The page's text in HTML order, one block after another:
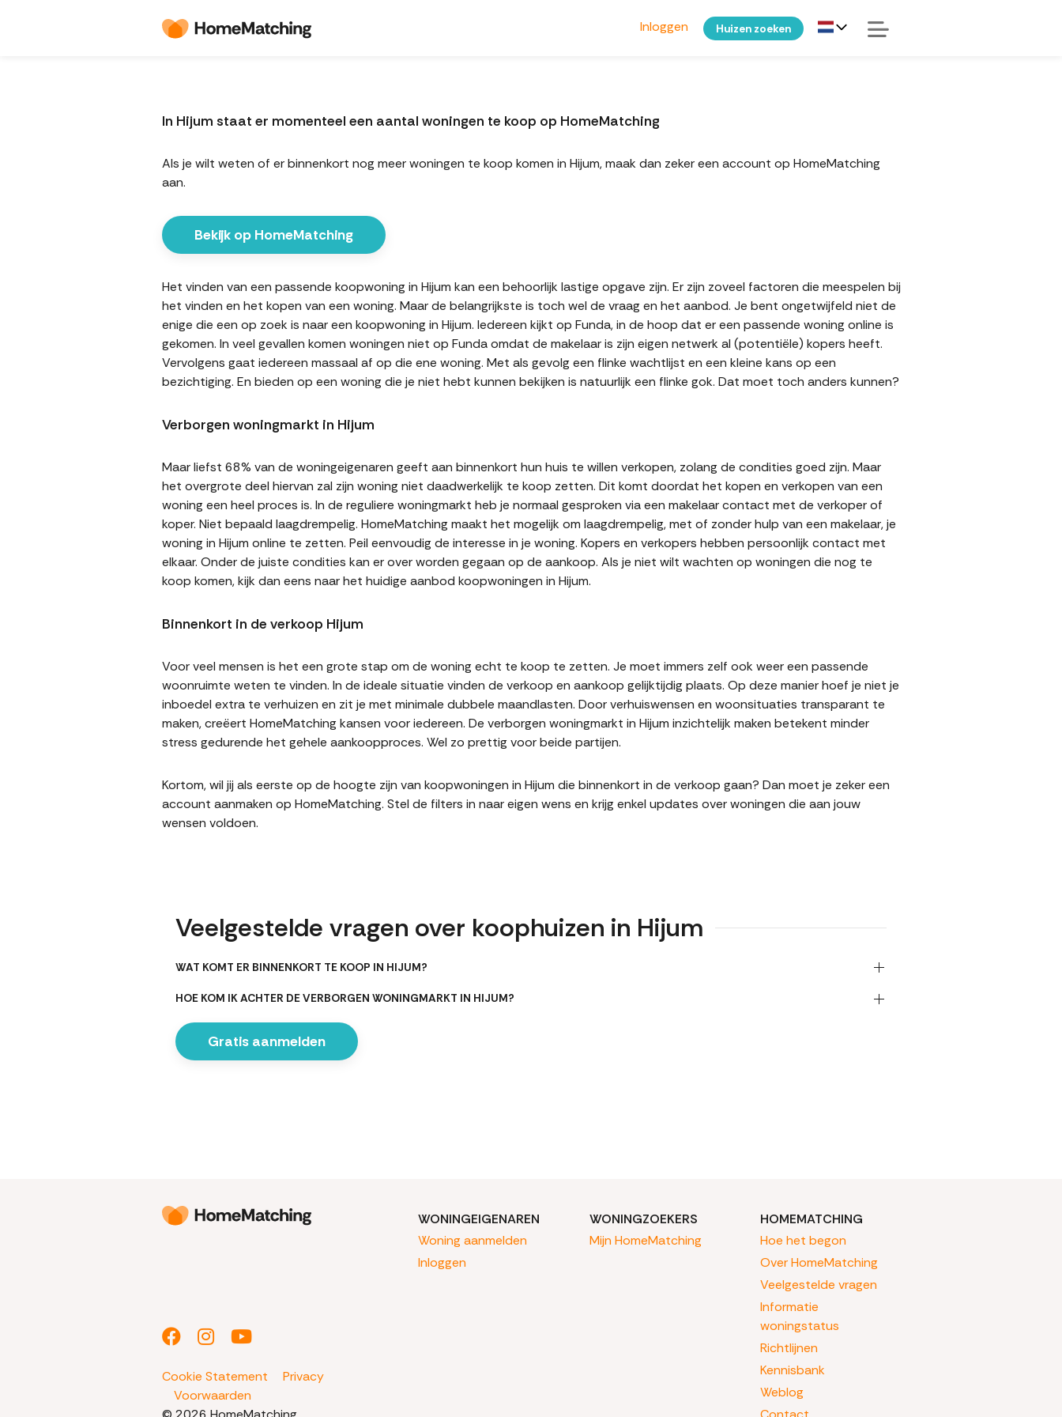
Inloggen Huizen zoeken
In Hijum staat er momenteel een aantal woningen te koop op HomeMatching
Als je wilt weten of er binnenkort nog meer woningen te koop komen in Hijum, maak dan zeker een account op HomeMatching
aan.
Bekijk op HomeMatching
Het vinden van een passende koopwoning in Hijum kan een behoorlijk lastige opgave zijn. Er zijn zoveel factoren die meespelen bij
het vinden en het kopen van een woning. Maar de belangrijkste is toch wel de vraag en het aanbod. Je bent ongetwijfeld niet de
enige die een op zoek is naar een koopwoning in Hijum. Iedereen kijkt op Funda, in de hoop dat er een passende woning online is
gekomen. In veel gevallen komen woningen niet op Funda omdat de makelaar is zijn eigen netwerk al (potentiële) kopers heeft.
Vervolgens gaat iedereen massaal af op die ene woning. Met als gevolg een flinke wachtlijst en een kleine kans op een
bezichtiging. En bieden op een woning die je niet hebt kunnen bekijken is natuurlijk een flinke gok. Dat moet toch anders kunnen?
Verborgen woningmarkt in Hijum
Maar liefst 68% van de woningeigenaren geeft aan binnenkort hun huis te willen verkopen, zolang de condities goed zijn. Maar
het overgrote deel hiervan zal zijn woning niet daadwerkelijk te koop zetten. Dit komt doordat het kopen en verkopen van een
woning een heel proces is. In de reguliere woningmarkt heb je normaal gesproken via een makelaar contact met de verkoper of
koper. Niet bepaald laagdrempelig. HomeMatching maakt het mogelijk om laagdrempelig, met of zonder hulp van een makelaar, je
woning in Hijum online te zetten. Peil eenvoudig de interesse in je woning. Kopers en verkopers hebben persoonlijk contact met
elkaar. Onder de juiste condities kan er over worden gegaan op de aankoop. Als je niet wilt wachten op woningen die nog te
koop komen, kijk dan eens naar het huidige aanbod koopwoningen in Hijum.
Binnenkort in de verkoop Hijum
Voor veel mensen is het een grote stap om de woning echt te koop te zetten. Je moet immers zelf ook weer een passende
woonruimte weten te vinden. In de ideale situatie vinden de verkoop en aankoop gelijktijdig plaats. Op deze manier hoef je niet je
inboedel extra te verhuizen en zit je met minimale dubbele maandlasten. Door verhuiswensen en woonsituaties transparant te
maken, creëert HomeMatching kansen voor iedereen. De verborgen woningmarkt in Hijum inzichtelijk maken betekent minder
stress gedurende het gehele aankoopproces. Wel zo prettig voor beide partijen.
Kortom, wil jij als eerste op de hoogte zijn van koopwoningen in Hijum die binnenkort in de verkoop gaan? Dan moet je zeker een
account aanmaken op HomeMatching. Stel de filters in naar eigen wens en krijg enkel updates over woningen die aan jouw
wensen voldoen.
Veelgestelde vragen over koophuizen in Hijum
WAT KOMT ER BINNENKORT TE KOOP IN HIJUM?
HOE KOM IK ACHTER DE VERBORGEN WONINGMARKT IN HIJUM?
Gratis aanmelden
Cookie Statement
Privacy
Voorwaarden
WONINGEIGENAREN
Woning aanmelden
Inloggen
WONINGZOEKERS
Mijn HomeMatching
HOMEMATCHING
Hoe het begon
Over HomeMatching
Veelgestelde vragen
Informatie
woningstatus
Richtlijnen
Kennisbank
Weblog